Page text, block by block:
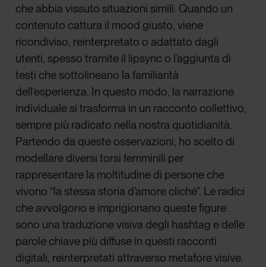
che abbia vissuto situazioni simili. Quando un
contenuto cattura il mood giusto, viene
ricondiviso, reinterpretato o adattato dagli
utenti, spesso tramite il lipsync o l’aggiunta di
testi che sottolineano la familiarità
dell’esperienza. In questo modo, la narrazione
individuale si trasforma in un racconto collettivo,
sempre più radicato nella nostra quotidianità.
Partendo da queste osservazioni, ho scelto di
modellare diversi torsi femminili per
rappresentare la moltitudine di persone che
vivono “la stessa storia d’amore cliché”. Le radici
che avvolgono e imprigionano queste figure
sono una traduzione visiva degli hashtag e delle
parole chiave più diffuse in questi racconti
digitali, reinterpretati attraverso metafore visive.